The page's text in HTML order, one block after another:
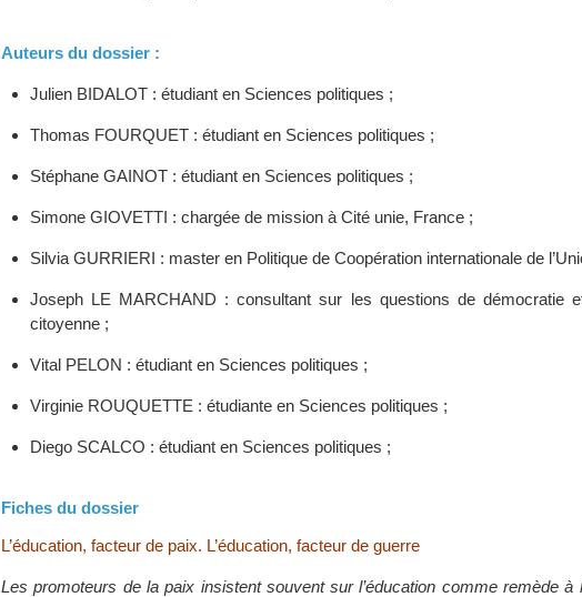
Auteurs du dossier :
Julien BIDALOT : étudiant en Sciences politiques ;
Thomas FOURQUET : étudiant en Sciences politiques ;
Stéphane GAINOT : étudiant en Sciences politiques ;
Simone GIOVETTI : chargée de mission à Cité unie, France ;
Silvia GURRIERI : master en Politique de Coopération internationale de
Joseph LE MARCHAND : consultant sur les questions de démocratie
citoyenne ;
Vital PELON : étudiant en Sciences politiques ;
Virginie ROUQUETTE : étudiante en Sciences politiques ;
Diego SCALCO : étudiant en Sciences politiques ;
Fiches du dossier
L’éducation, facteur de paix. L’éducation, facteur de guerre
Les promoteurs de la paix insistent souvent sur l’éducation comme remède à